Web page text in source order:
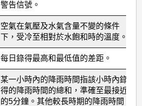
警告信號。
空氣在氣壓及水氣含量不變的條件
下，受冷至相對於水飽和時的溫度。
每日錄得最高和最低值的差距。
某一小時內的降雨時間指該小時內錄
得的降雨時間的總和，準確至最接近
的5分鐘。其他較長時期的降雨時間